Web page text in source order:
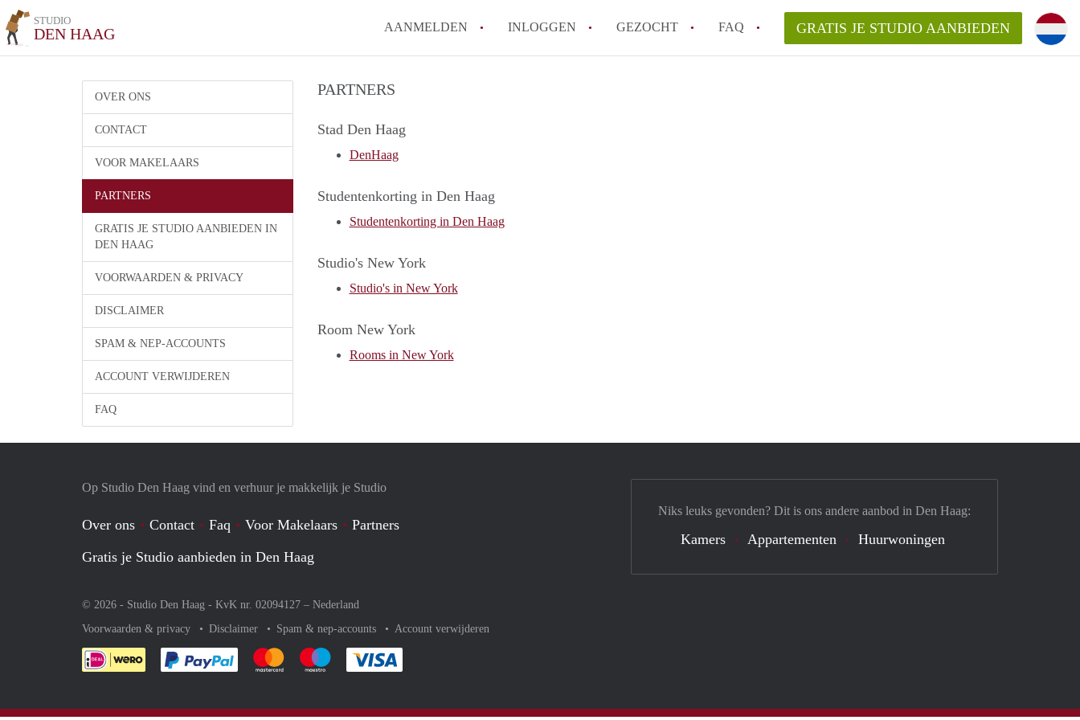
STUDIO
DEN HAAG AANMELDEN INLOGGEN GEZOCHT FAQ GRATIS JE STUDIO AANBIEDEN
OVER ONS
CONTACT
VOOR MAKELAARS
PARTNERS
GRATIS JE STUDIO AANBIEDEN IN
DEN HAAG
VOORWAARDEN & PRIVACY
DISCLAIMER
SPAM & NEP-ACCOUNTS
ACCOUNT VERWIJDEREN
FAQ
PARTNERS
Stad Den Haag
DenHaag
Studentenkorting in Den Haag
Studentenkorting in Den Haag
Studio's New York
Studio's in New York
Room New York
Rooms in New York
Op Studio Den Haag vind en verhuur je makkelijk je Studio
Over ons Contact Faq Voor Makelaars
Partners
Gratis je Studio aanbieden in Den Haag
© 2026 - Studio Den Haag - KvK nr. 02094127 – Nederland
Voorwaarden & privacy
Disclaimer Spam & nep-accounts Account verwijderen
Je rekent gemakkelijk af met Paypal
Je rekent gemakkelijk af met Mastercard
Je rekent gemakkelijk af met Meastro
Niks leuks gevonden? Dit is ons andere aanbod in Den Haag:
Kamers Appartementen Huurwoningen